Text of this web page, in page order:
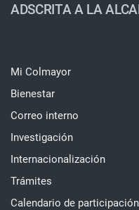
ADSCRITA A LA
Mi Colmayor
Bienestar
Correo interno
Investigación
Internacionalización
Trámites
Calendario de